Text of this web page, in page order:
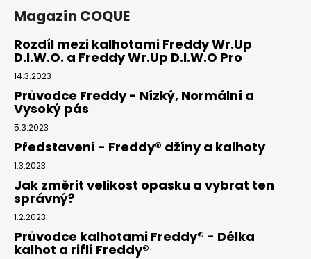
Magazín COQUE
Rozdíl mezi kalhotami Freddy Wr.Up
D.I.W.O. a Freddy Wr.Up D.I.W.O Pro
14.3.2023
Průvodce Freddy - Nízký, Normální a
Vysoký pás
5.3.2023
Představení - Freddy® džíny a kalhoty
1.3.2023
Jak změrit velikost opasku a vybrat ten
správný?
1.2.2023
Průvodce kalhotami Freddy® - Délka
kalhot a riflí Freddy®